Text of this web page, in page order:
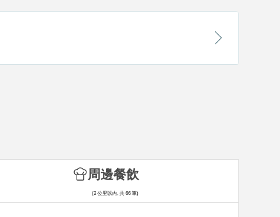
周邊餐飲
(2 公里以內, 共 66 筆)